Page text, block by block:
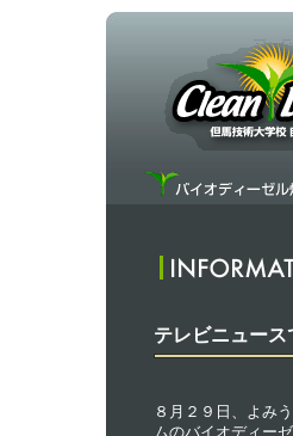
テレビニュー
８月２９日、よみ
ムのバイオディー